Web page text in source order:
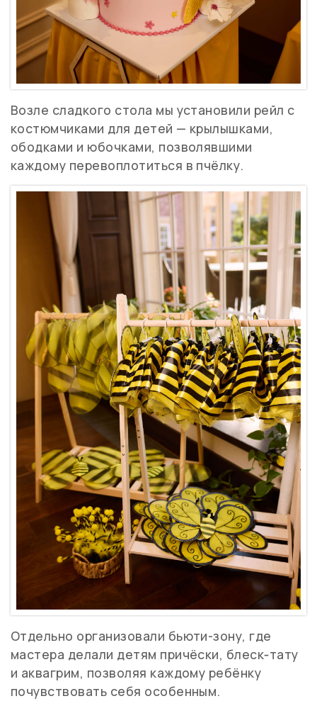
Возле сладкого стола мы установили рейл с
костюмчиками для детей — крылышками,
ободками и юбочками, позволявшими
каждому перевоплотиться в пчёлку.
Отдельно организовали бьюти-зону, где
мастера делали детям причёски, блеск‑тату
и аквагрим, позволяя каждому ребёнку
почувствовать себя особенным.